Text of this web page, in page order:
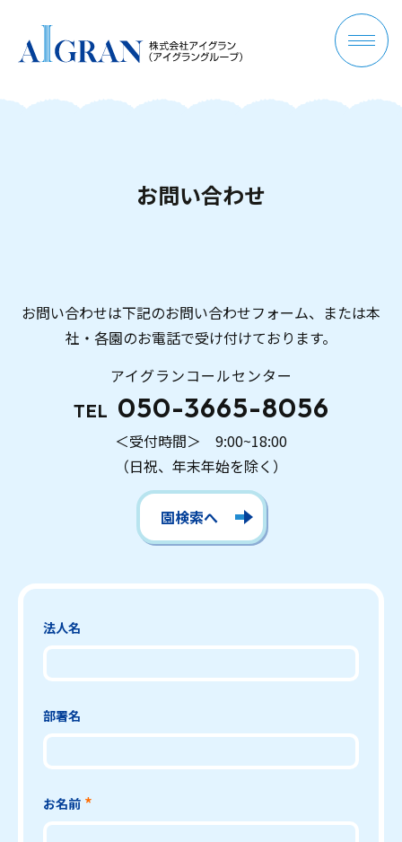
お問い合わせ
お問い合わせは下記のお問い合わせフォーム、または本
社・各園のお電話で受け付けております。
アイグランコールセンター
TEL 050-3665-8056
＜受付時間＞ 9:00~18:00
（日祝、年末年始を除く）
園検索へ
法人名
部署名
お名前